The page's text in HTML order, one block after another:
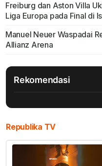
Freiburg dan Aston Villa
Liga Europa pada Final di
Manuel Neuer Waspadai
Allianz Arena
Rekomendasi
Republika TV